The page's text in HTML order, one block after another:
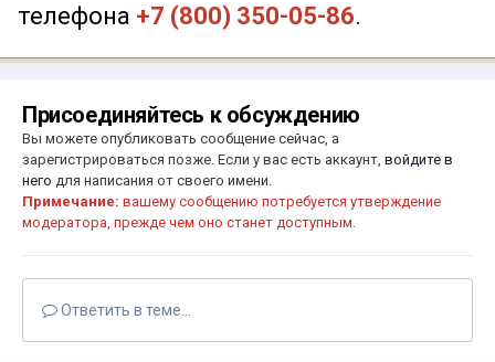
телефона +7 (800) 350-05-86.
Присоединяйтесь к обсуждению
Вы можете опубликовать сообщение сейчас, а
зарегистрироваться позже. Если у вас есть аккаунт, войдите в
него для написания от своего имени.
Примечание: вашему сообщению потребуется утверждение
модератора, прежде чем оно станет доступным.
Ответить в теме...